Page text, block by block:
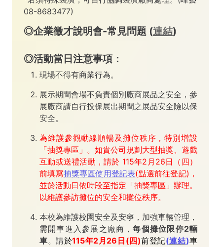
08-8683477)
◎企業徵才說明會-常見問題 (連結)
◎活動當日注意事項：
現場不得有商業行為。
展示期間會場不負責個別廠商展品之安全，參
展廠商請自行投保展出期間之展品安全險以保
安全。
為維護參觀動線順暢及攤位秩序，特別增設
「抽獎專區」。如貴公司規劃大型抽獎、遊戲
互動或送禮活動，請於 115年2月26日（四）
前填寫抽獎專區使用登記表(點選前往登記)，
並於活動日依時段至指定「抽獎專區」辦理。
以維護參訪攤位的安全和攤位秩序。
本校為維護校園安全及安寧，加強車輛管理，
需開車進入參展之廠商，每個攤位限停2輛
車。請於115年2月26日(四)前登記(連結)車